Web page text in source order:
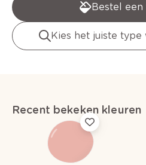
Bestel
Kies het juiste
Recent bekeken kleuren